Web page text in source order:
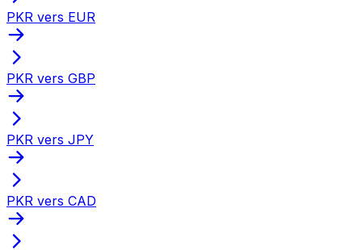
PKR vers EUR
PKR vers GBP
PKR vers JPY
PKR vers CAD